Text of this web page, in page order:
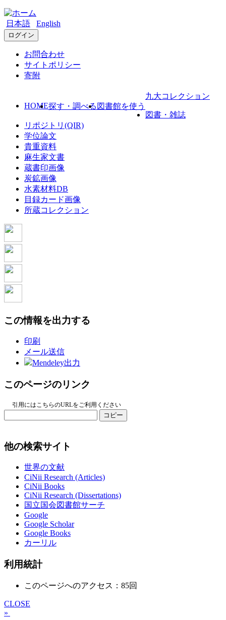
日本語 English
ログイン
お問合わせ
サイトポリシー
寄附
HOME探す・調べる 図書館を使う
九大コレクション
図書・雑誌
リポジトリ(QIR)
学位論文
貴重資料
麻生家文書
蔵書印画像
炭鉱画像
水素材料DB
目録カード画像
所蔵コレクション
この情報を出力する
印刷
メール送信
Mendeley出力
このページのリンク
引用にはこちらのURLをご利用ください
コピー
他の検索サイト
世界の文献
CiNii Research (Articles)
CiNii Books
CiNii Research (Dissertations)
国立国会図書館サーチ
Google
Google Scholar
Google Books
カーリル
利用統計
このページへのアクセス：85回
CLOSE
»